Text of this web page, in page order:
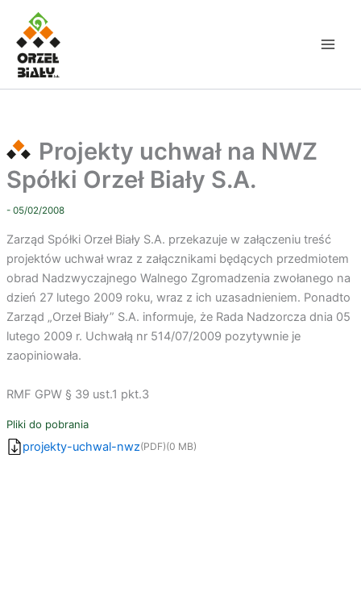
Przejdź
treści
Projekty uchwał na NWZ
Spółki Orzeł Biały S.A.
- 05/02/2008
Zarząd Spółki Orzeł Biały S.A. przekazuje w załączeniu treść
projektów uchwał wraz z załącznikami będących przedmiotem
obrad Nadzwyczajnego Walnego Zgromadzenia zwołanego na
dzień 27 lutego 2009 roku, wraz z ich uzasadnieniem. Ponadto
Zarząd „Orzeł Biały” S.A. informuje, że Rada Nadzorcza dnia 05
lutego 2009 r. Uchwałą nr 514/07/2009 pozytywnie je
zaopiniowała.
RMF GPW § 39 ust.1 pkt.3
Pliki do pobrania
projekty-uchwal-nwz(PDF)(0 MB)